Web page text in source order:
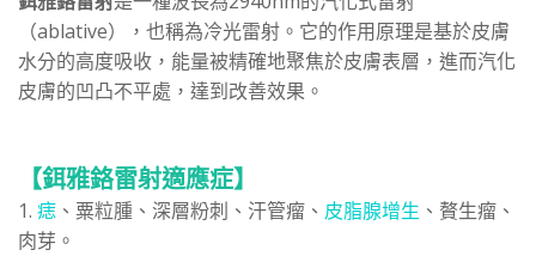
（ablative），也稱為冷光雷射。它的作用原理是基於皮膚
水分的高度吸收，能量被精確地聚焦於皮膚表層，進而汽化
皮膚的凹凸不平處，達到改善效果。
【鉺雅鉻雷射適應症】
1. 痣 、粟粒腫、深層粉刺、汗管瘤、 皮脂腺增生 、贅生瘤、
肉芽。